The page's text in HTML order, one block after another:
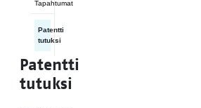
Patentti
tutuksi
Tapahtumat
Patentti
tutuksi